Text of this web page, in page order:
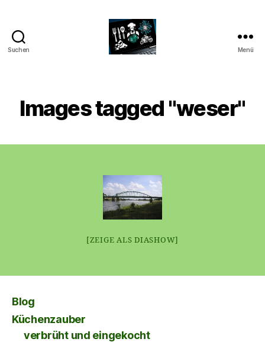
Suchen Menü
Images tagged "weser"
[ZEIGE ALS DIASHOW]
Blog
Küchenzauber
verbrüht und eingekocht